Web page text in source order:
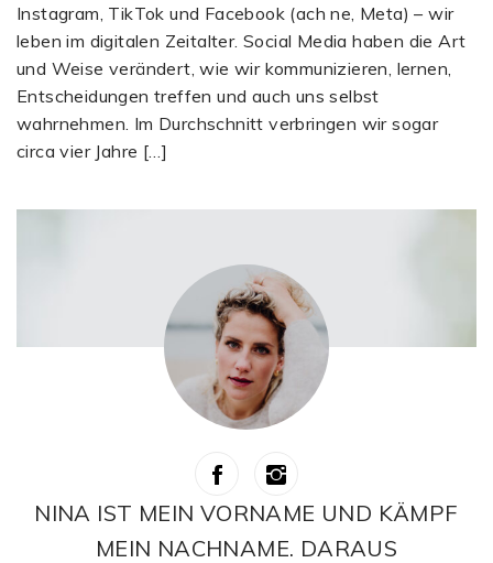
Instagram, TikTok und Facebook (ach ne, Meta) – wir
leben im digitalen Zeitalter. Social Media haben die Art
und Weise verändert, wie wir kommunizieren, lernen,
Entscheidungen treffen und auch uns selbst
wahrnehmen. Im Durchschnitt verbringen wir sogar
circa vier Jahre […]
NINA IST MEIN VORNAME UND KÄMPF
MEIN NACHNAME. DARAUS